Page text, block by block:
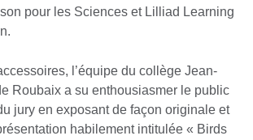
pour les Sciences et Lilliad Learning
l’équipe du collège Jean-
Roubaix a su enthousiasmer le public
jury en exposant de façon originale et
habilement intitulée « Birds